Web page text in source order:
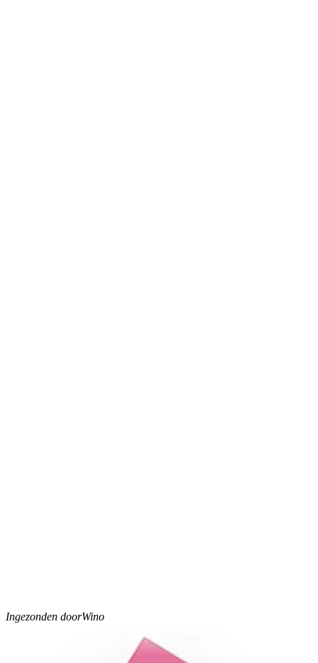
Ingezonden doorWino